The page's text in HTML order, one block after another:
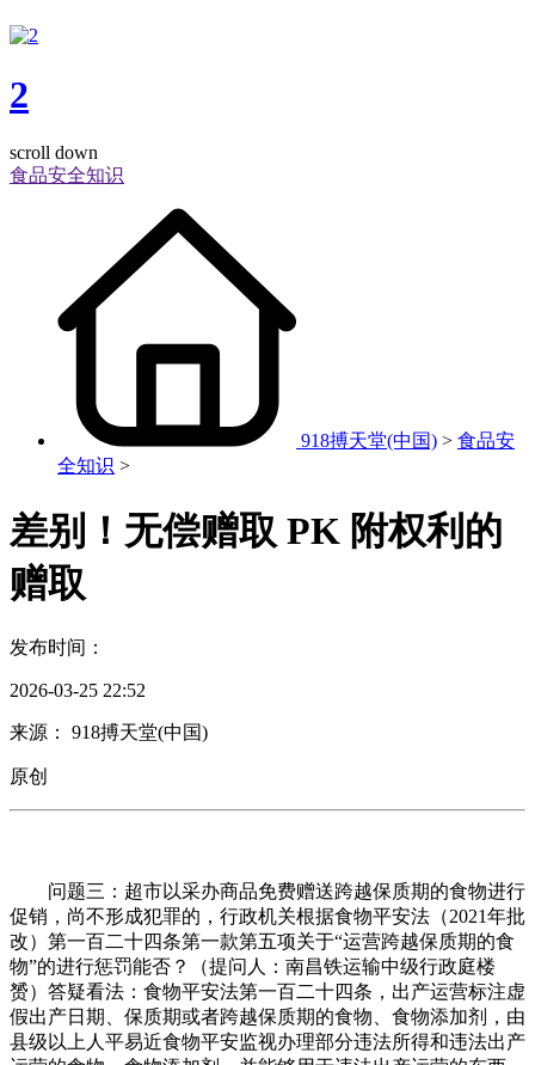
2
scroll down
食品安全知识
918搏天堂(中国) > 食品安
全知识 >
差别！无偿赠取 PK 附权利的
赠取
发布时间：
2026-03-25 22:52
来源： 918搏天堂(中国)
原创
问题三：超市以采办商品免费赠送跨越保质期的食物进行
促销，尚不形成犯罪的，行政机关根据食物平安法（2021年批
改）第一百二十四条第一款第五项关于“运营跨越保质期的食
物”的进行惩罚能否？（提问人：南昌铁运输中级行政庭楼
赟）答疑看法：食物平安法第一百二十四条，出产运营标注虚
假出产日期、保质期或者跨越保质期的食物、食物添加剂，由
县级以上人平易近食物平安监视办理部分违法所得和违法出产